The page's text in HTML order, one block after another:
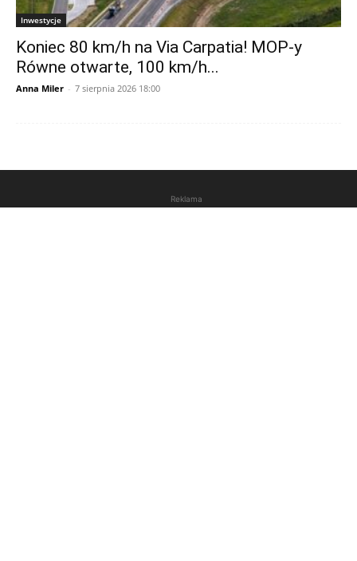
Inwestycje
Koniec 80 km/h na Via Carpatia! MOP-y
Równe otwarte, 100 km/h...
Anna Miler - 7 sierpnia 2026 18:00
Reklama